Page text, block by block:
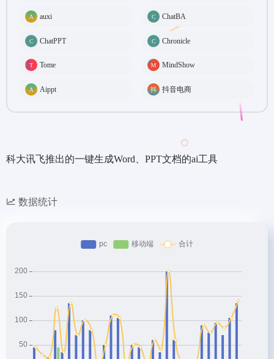
auxi ChatBA
ChatPPT Chronicle
Tome MindShow
Aippt 抖音电商
科大讯飞推出的一键生成Word、PPT文档的ai工具
数据统计